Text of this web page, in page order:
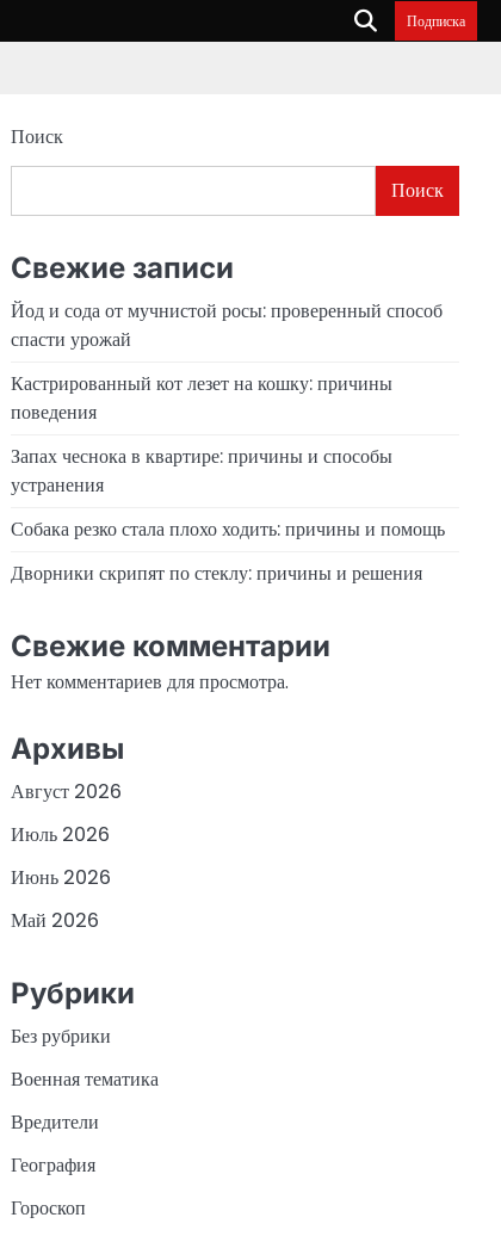
Подписка
Поиск
Поиск
Свежие записи
Йод и сода от мучнистой росы: проверенный способ
спасти урожай
Кастрированный кот лезет на кошку: причины
поведения
Запах чеснока в квартире: причины и способы
устранения
Собака резко стала плохо ходить: причины и помощь
Дворники скрипят по стеклу: причины и решения
Свежие комментарии
Нет комментариев для просмотра.
Архивы
Август 2026
Июль 2026
Июнь 2026
Май 2026
Рубрики
Без рубрики
Военная тематика
Вредители
География
Гороскоп